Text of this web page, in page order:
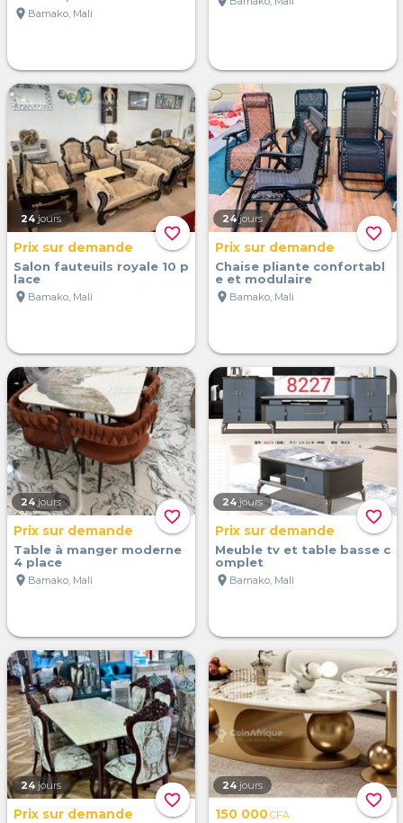
location_on Bamako, Mali
favorite_border
24 jours
Prix sur demande
Salon fauteuils royale 10 p
lace
location_on Bamako, Mali
favorite_border
24 jours
Prix sur demande
Chaise pliante confortabl
e et modulaire
location_on Bamako, Mali
favorite_border
24 jours
Prix sur demande
Table à manger moderne
4 place
location_on Bamako, Mali
favorite_border
24 jours
Prix sur demande
Meuble tv et table basse c
omplet
location_on Bamako, Mali
favorite_border
24 jours
Prix sur demande
favorite_border
24 jours
150 000CFA